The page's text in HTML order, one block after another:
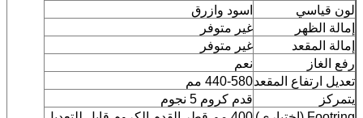
لون قياسي
اسود وازرق
إمالة الظهر
غير متوفر
إمالة المقعد
غير متوفر
رفع الغاز
نعم
تعديل ارتفاع المقعد440-580 مم
يتمركز
قدم كروم 5 نجوم